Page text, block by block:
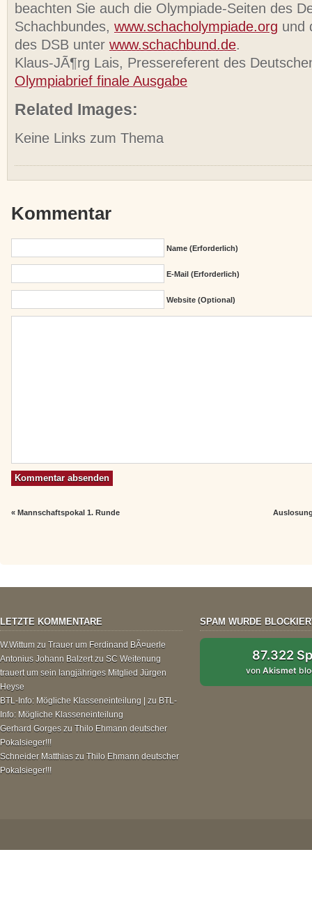
beachten Sie auch die Olympiade-Seiten des
Schachbundes, www.schacholympiade.org und
des DSB unter www.schachbund.de.
Klaus-JÃ¶rg Lais, Pressereferent des
Olympiabrief finale Ausgabe
Related Images:
Keine Links zum Thema
Kommentar
Name (erforderlich)
E-Mail (erforderlich)
Website (Optional)
« Mannschaftspokal 1. Runde
LETZTE KOMMENTARE
W.Wittum zu Trauer um Ferdinand BÃ¤uerle
Antonius Johann Balzertzu SC Weitenung
trauert um sein langjähriges Mitglied Jürgen
Heyse
BTL-Info: Mögliche Klasseneinteilung |
zu BTL-
Info: Mögliche Klasseneinteilung
Gerhard Gorges zu Thilo Ehmann deutscher
Pokalsieger!!!
Schneider Matthias zu Thilo Ehmann deutscher
Pokalsieger!!!
SPAM WURDE
87.322
vonAkismet